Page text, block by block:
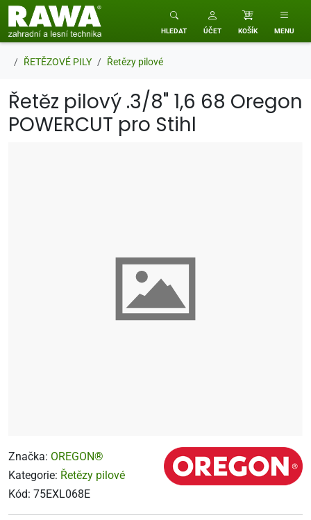
RAWA zahradní a lesní technika
HLEDAT ÚČET KOŠÍK MENU
ŘETĚZOVÉ PILY Řetězy pilové
Řetěz pilový .3/8" 1,6 68 Oregon
POWERCUT pro Stihl
Značka: OREGON®
Kategorie: Řetězy pilové
Kód: 75EXL068E